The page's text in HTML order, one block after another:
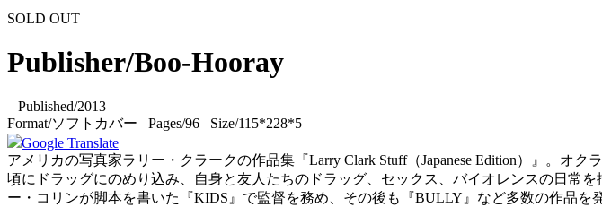
SOLD OUT
Publisher/Boo-Hooray
Published/2013
Format/ソフトカバー Pages/96 Size/115*228*5
Google Translate
アメリカの写真家ラリー・クラークの作品集『Larry Clark Stuff（Japanese Edition）』。オ
頃にドラッグにのめり込み、自身と友人たちのドラッグ、セックス、バイオレンスの日常
ー・コリンが脚本を書いた『KIDS』で監督を務め、その後も『BULLY』など多数の作品